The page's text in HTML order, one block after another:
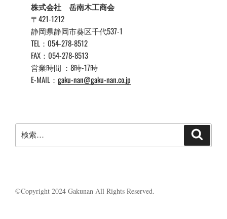
株式会社 岳南木工商会
〒421-1212
静岡県静岡市葵区千代537-1
TEL：054-278-8512
FAX：054-278-8513
営業時間 ：8時-17時
E-MAIL：gaku-nan@gaku-nan.co.jp
索:
©Copyright 2024 Gakunan All Rights Reserved.